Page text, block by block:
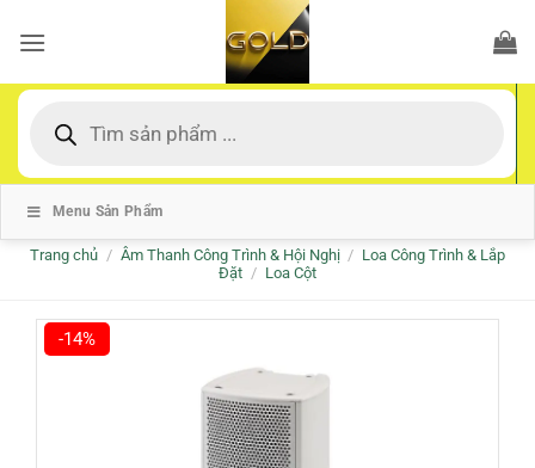
qua
dung
kiếm
Menu Sản Phẩm
Trang chủ / Âm Thanh Công Trình & Hội Nghị / Loa Công Trình & Lắp
Đặt / Loa Cột
-14%